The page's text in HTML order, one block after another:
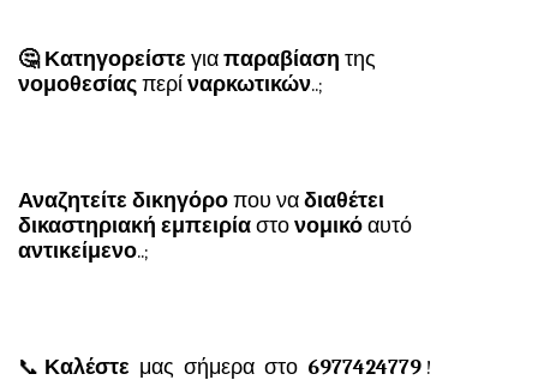
🤔 Κατηγορείστε για παραβίαση της
νομοθεσίας περί ναρκωτικών..;
Αναζητείτε δικηγόρο που να διαθέτει
δικαστηριακή εμπειρία στο νομικό αυτό
αντικείμενο..;
📞 Καλέστε μας σήμερα στο 6977424779 !